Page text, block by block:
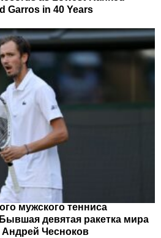
Garros in 40 Years
мужского тенниса
девятая ракетка мира
Андрей Чесноков